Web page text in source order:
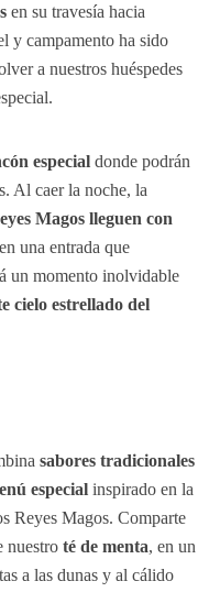
en su travesía hacia
y campamento ha sido
a nuestros huéspedes
especial donde podrán
Al caer la noche, la
Magos lleguen con
una entrada que
un momento inolvidable
cielo estrellado del
sabores tradicionales
especial inspirado en la
Reyes Magos. Comparte
nuestro té de menta, en un
a las dunas y al cálido